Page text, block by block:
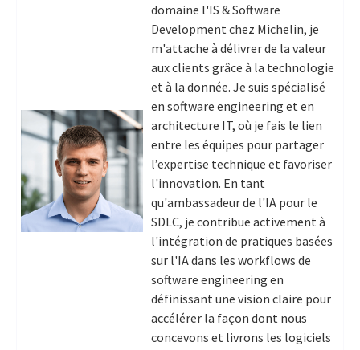
domaine l'IS & Software
Development chez Michelin, je
m'attache à délivrer de la valeur
aux clients grâce à la technologie
et à la donnée. Je suis spécialisé
en software engineering et en
architecture IT, où je fais le lien
entre les équipes pour partager
l’expertise technique et favoriser
l'innovation. En tant
qu'ambassadeur de l'IA pour le
SDLC, je contribue activement à
l'intégration de pratiques basées
sur l'IA dans les workflows de
software engineering en
définissant une vision claire pour
accélérer la façon dont nous
concevons et livrons les logiciels